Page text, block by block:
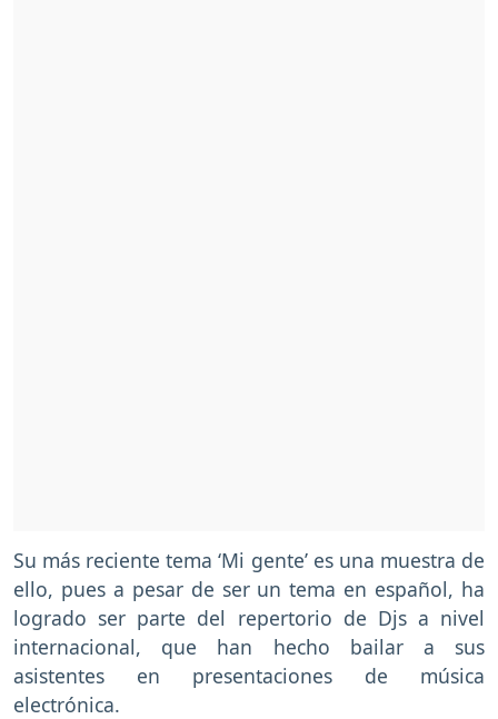
Su más reciente tema ‘Mi gente’ es una muestra de
ello, pues a pesar de ser un tema en español, ha
logrado ser parte del repertorio de Djs a nivel
internacional, que han hecho bailar a sus
asistentes en presentaciones de música
electrónica.